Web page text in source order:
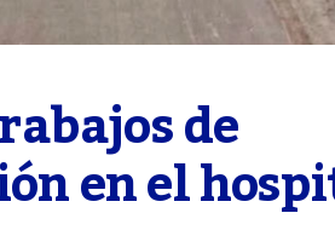
de
en el